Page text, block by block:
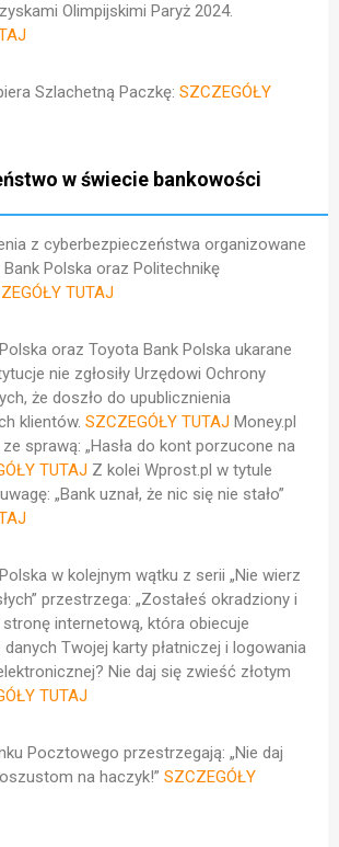
Olimpijskimi Paryż 2024.
Szlachetną Paczkę: SZCZEGÓŁY
w świecie bankowości
z cyberbezpieczeństwa organizowane
Polska oraz Politechnikę
TUTAJ
oraz Toyota Bank Polska ukarane
nie zgłosiły Urzędowi Ochrony
że doszło do upublicznienia
klientów. SZCZEGÓŁY TUTAJ Money.pl
sprawą: „Hasła do kont porzucone na
TUTAJ Z kolei Wprost.pl w tytule
„Bank uznał, że nic się nie stało”
w kolejnym wątku z serii „Nie wierz
przestrzega: „Zostałeś okradziony i
stronę internetową, która obiecuje
Twojej karty płatniczej i logowania
Nie daj się zwieść złotym
TUTAJ
Pocztowego przestrzegają: „Nie daj
na haczyk!” SZCZEGÓŁY